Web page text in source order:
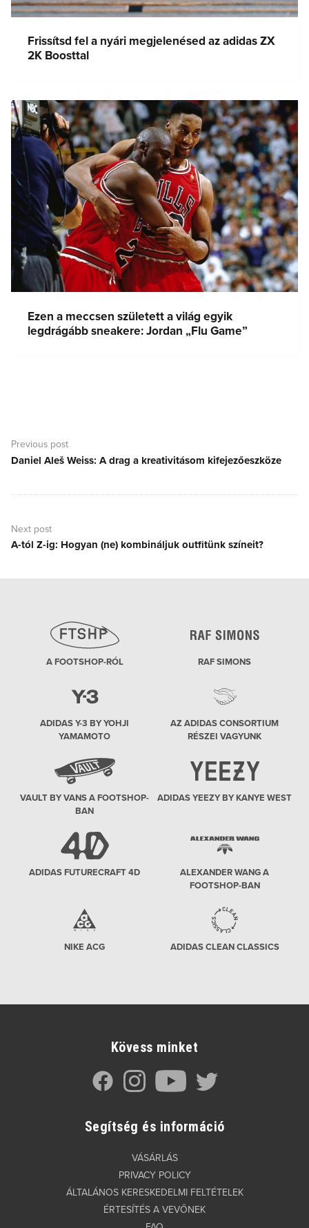
Frissítsd fel a nyári megjelenésed az adidas ZX
2K Boosttal
Ezen a meccsen született a világ egyik
legdrágább sneakere: Jordan „Flu Game”
navigáció
Previous post
Previous
Daniel Aleš Weiss: A drag a kreativitásom kifejezőeszköze
Next post
Next
A-tól Z-ig: Hogyan (ne) kombináljuk outfitünk színeit?
A FOOTSHOP-RÓL RAF SIMONS
ADIDAS Y-3 BY YOHJI
YAMAMOTO
AZ ADIDAS CONSORTIUM
RÉSZEI VAGYUNK
VAULT BY VANS A FOOTSHOP-
BAN
ADIDAS YEEZY BY KANYE WEST
ADIDAS FUTURECRAFT 4D
ALEXANDER WANG A
FOOTSHOP-BAN
NIKE ACG ADIDAS CLEAN CLASSICS
Kövess minket
Segítség és információ
VÁSÁRLÁS
PRIVACY POLICY
ÁLTALÁNOS KERESKEDELMI FELTÉTELEK
ÉRTESÍTÉS A VEVŐNEK